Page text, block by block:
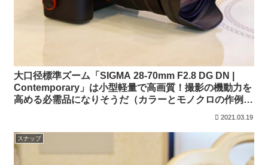
大口径標準ズーム「SIGMA 28-70mm F2.8 DG DN |
Contemporary」は小型軽量で高画質！撮影の機動力を
高める必需品になりそうだ（カラーとモノクロの作例あ
2021.03.19
スナップ